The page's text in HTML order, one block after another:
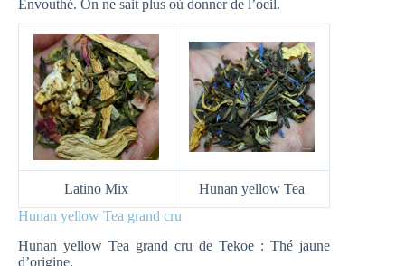
Envouthé. On ne sait plus où donner de l’oeil.
Latino Mix
Hunan yellow Tea
Hunan yellow Tea grand cru
Hunan yellow Tea grand cru de Tekoe : Thé jaune
d’origine.